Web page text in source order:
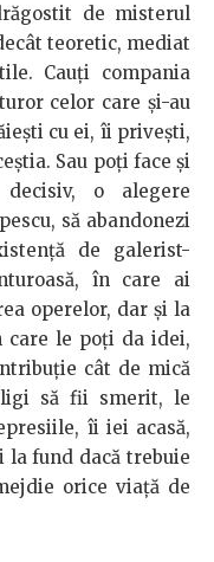
de misterul
teoretic, mediat
Cauţi compania
celor care şi-au
cu ei, îi priveşti,
Sau poţi face şi
o alegere
să abandonezi
de galerist-
în care ai
operelor, dar şi la
le poţi da idei,
cât de mică
să fii smerit, le
îi iei acasă,
fund dacă trebuie
orice viaţă de